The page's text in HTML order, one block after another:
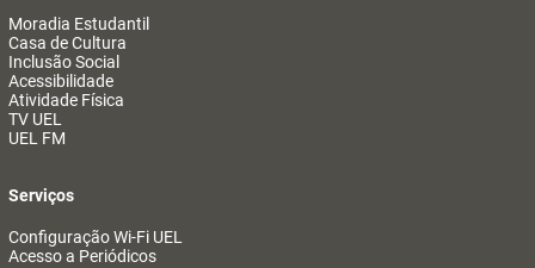
Moradia Estudantil
Casa de Cultura
Inclusão Social
Acessibilidade
Atividade Física
TV UEL
UEL FM
Serviços
Configuração Wi-Fi UEL
Acesso a Periódicos